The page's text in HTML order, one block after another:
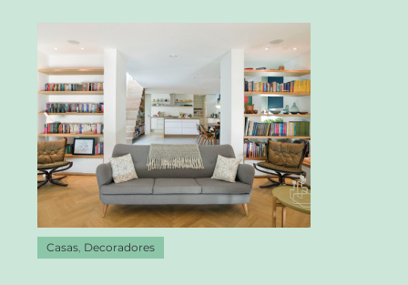
Casas, Decoradores